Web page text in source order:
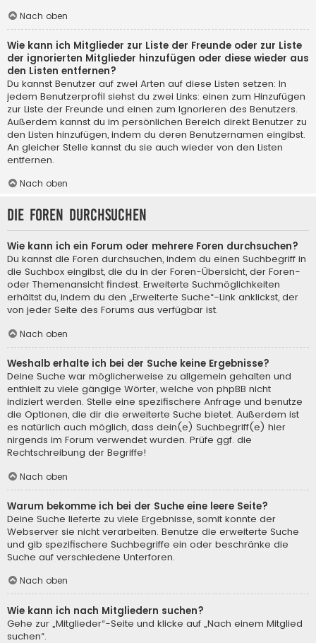
Nach oben
Wie kann ich Mitglieder zur Liste der Freunde oder zur Liste
der ignorierten Mitglieder hinzufügen oder diese wieder aus
den Listen entfernen?
Du kannst Benutzer auf zwei Arten auf diese Listen setzen: In
jedem Benutzerprofil siehst du zwei Links: einen zum Hinzufügen
zur Liste der Freunde und einen zum Ignorieren des Benutzers.
Außerdem kannst du im persönlichen Bereich direkt Benutzer zu
den Listen hinzufügen, indem du deren Benutzernamen eingibst.
An gleicher Stelle kannst du sie auch wieder von den Listen
entfernen.
Nach oben
Die Foren durchsuchen
Wie kann ich ein Forum oder mehrere Foren durchsuchen?
Du kannst die Foren durchsuchen, indem du einen Suchbegriff in
die Suchbox eingibst, die du in der Foren-Übersicht, der Foren-
oder Themenansicht findest. Erweiterte Suchmöglichkeiten
erhältst du, indem du den „Erweiterte Suche“-Link anklickst, der
von jeder Seite des Forums aus verfügbar ist.
Nach oben
Weshalb erhalte ich bei der Suche keine Ergebnisse?
Deine Suche war möglicherweise zu allgemein gehalten und
enthielt zu viele gängige Wörter, welche von phpBB nicht
indiziert werden. Stelle eine spezifischere Anfrage und benutze
die Optionen, die dir die erweiterte Suche bietet. Außerdem ist
es natürlich auch möglich, dass dein(e) Suchbegriff(e) hier
nirgends im Forum verwendet wurden. Prüfe ggf. die
Rechtschreibung der Begriffe!
Nach oben
Warum bekomme ich bei der Suche eine leere Seite?
Deine Suche lieferte zu viele Ergebnisse, somit konnte der
Webserver sie nicht verarbeiten. Benutze die erweiterte Suche
und gib spezifischere Suchbegriffe ein oder beschränke die
Suche auf verschiedene Unterforen.
Nach oben
Wie kann ich nach Mitgliedern suchen?
Gehe zur „Mitglieder“-Seite und klicke auf „Nach einem Mitglied
suchen“.